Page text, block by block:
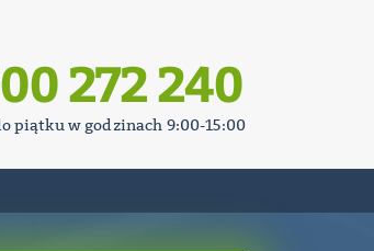
272 240
piątku w godzinach 9:00-15:00